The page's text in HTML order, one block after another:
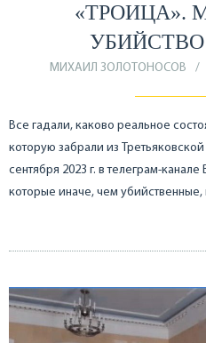
«ТРОИЦА».
МИХАИЛ ЗОЛОТОНОСОВ
Все гадали, каково реальное
которую забрали из
сентября 2023 г. в телеграм-
которые иначе, чем убийственные,